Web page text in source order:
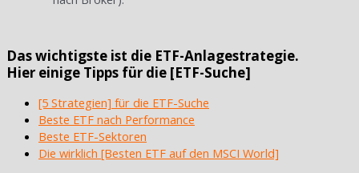
Das wichtigste ist die ETF-Anlagestrategie.
Hier einige Tipps für die [ETF-Suche]
[5 Strategien] für die ETF-Suche
Beste ETF nach Performance
Beste ETF-Sektoren
Die wirklich [Besten ETF auf den MSCI World]